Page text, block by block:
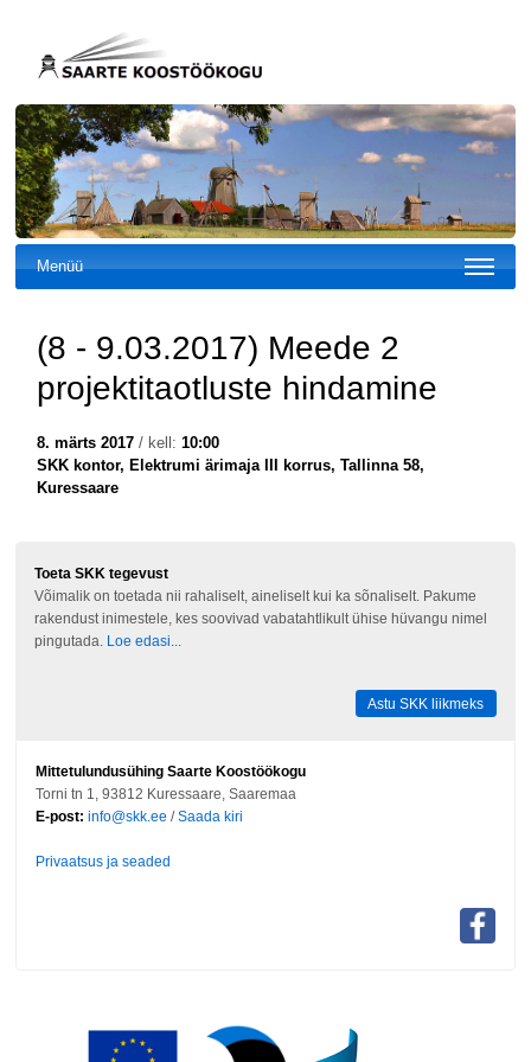
Menüü
(8 - 9.03.2017) Meede 2
projektitaotluste hindamine
8. märts 2017/ kell: 10:00
SKK kontor, Elektrumi ärimaja III korrus, Tallinna 58,
Kuressaare
Toeta SKK tegevust
Võimalik on toetada nii rahaliselt, aineliselt kui ka sõnaliselt. Pakume
rakendust inimestele, kes soovivad vabatahtlikult ühise hüvangu nimel
pingutada. Loe edasi...
Astu SKK liikmeks
Mittetulundusühing Saarte Koostöökogu
Torni tn 1, 93812 Kuressaare, Saaremaa
E-post: info@skk.ee /Saada kiri
Privaatsus ja seaded